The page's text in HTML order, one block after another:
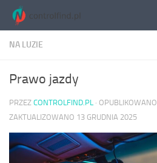
Skip to content
NA LUZIE
Prawo jazdy
PRZEZ CONTROLFIND.PL · OPUBLIKOWANO
ZAKTUALIZOWANO 13 GRUDNIA 2025